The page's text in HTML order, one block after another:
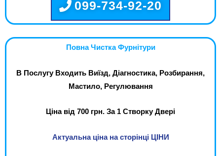
099-734-92-20
Повна Чистка Фурнітури
В Послугу Входить Виїзд, Діагностика, Розбирання,
Мастило, Регулювання
Ціна від 700 грн. За 1 Створку Двері
Актуальна ціна на сторінці ЦІНИ